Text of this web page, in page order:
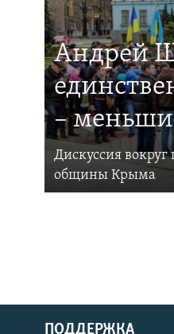
Андрей
–
Дискуссия
общины Крыма
ПОДДЕРЖКА